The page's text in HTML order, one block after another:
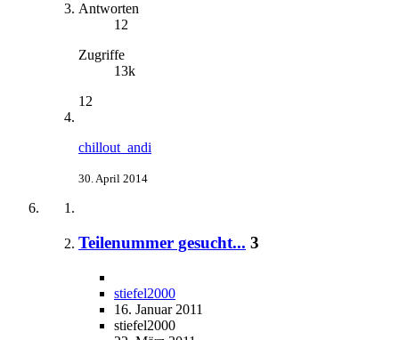
Antworten
12
Zugriffe
13k
12
chillout_andi
30. April 2014
Teilenummer gesucht... 3
stiefel2000
16. Januar 2011
stiefel2000